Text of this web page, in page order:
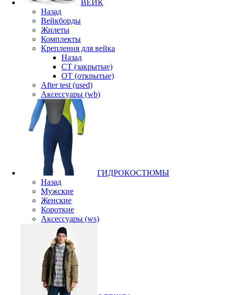
ВЕЙК
Назад
Вейкборды
Жилеты
Комплекты
Крепления для вейка
Назад
CT (закрытые)
OT (открытые)
After test (used)
Аксессуары (wb)
ГИДРОКОСТЮМЫ
Назад
Мужские
Женские
Короткие
Аксессуары (ws)